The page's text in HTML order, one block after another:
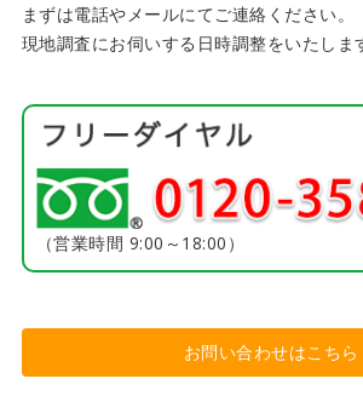
まずは電話やメールにてご連絡ください。
現地調査にお伺いする日時調整をいたしま
（営業時間 9:00～18:00）
お問い合わせはこちら